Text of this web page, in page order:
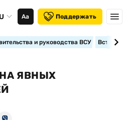
Аа Поддержать
и руководства ВСУ
ЯВНЫХ